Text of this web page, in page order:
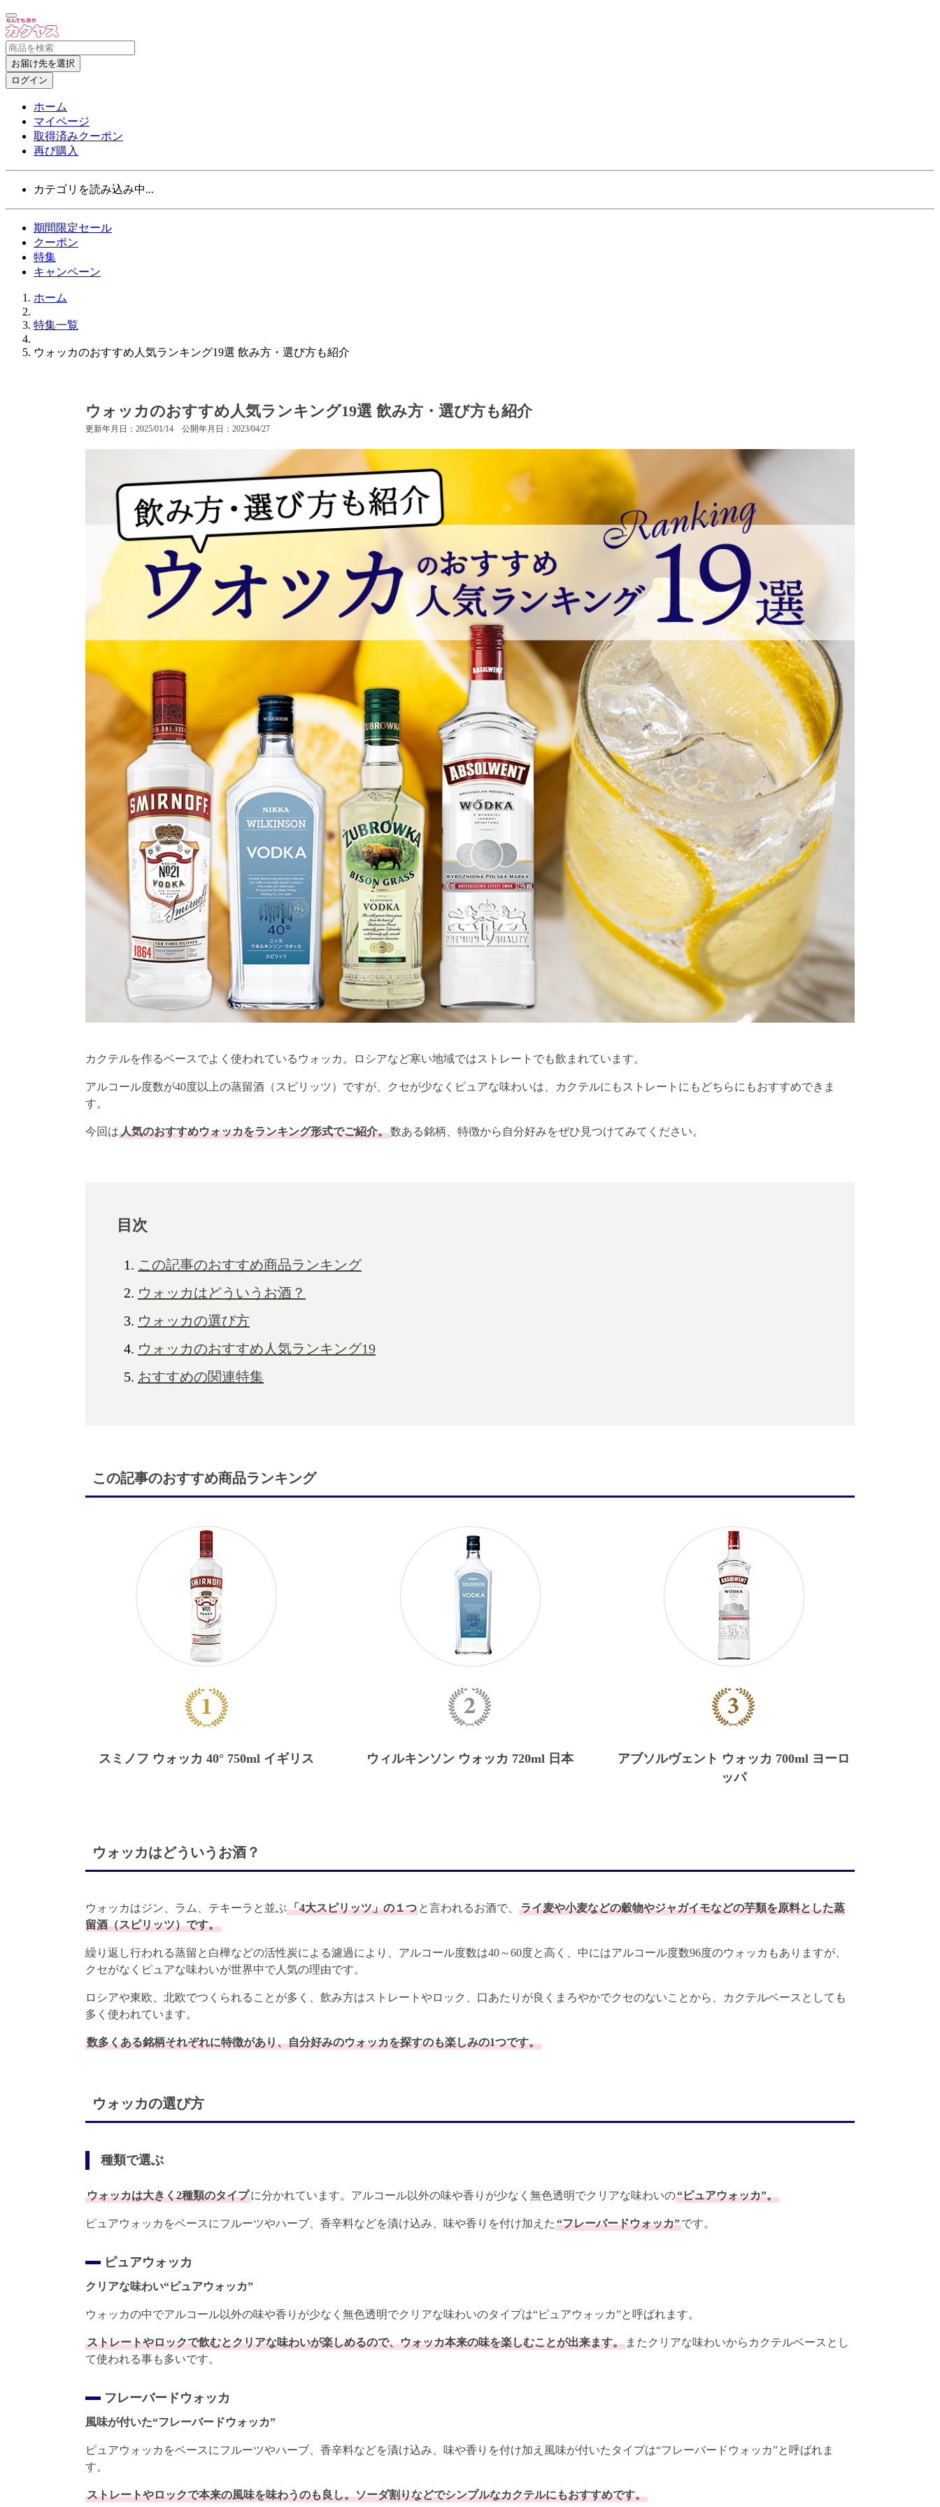
お届け先を選択
ログイン
ホーム
マイページ
取得済みクーポン
再び購入
カテゴリを読み込み中...
期間限定セール
クーポン
特集
キャンペーン
ホーム
特集一覧
ウォッカのおすすめ人気ランキング19選 飲み方・選び方も紹介
ウォッカのおすすめ人気ランキング19選 飲み方・選び方も紹介
更新年月日：2025/01/14 公開年月日：2023/04/27
カクテルを作るベースでよく使われているウォッカ。ロシアなど寒い地域ではストレートでも飲まれています。
アルコール度数が40度以上の蒸留酒（スピリッツ）ですが、クセが少なくピュアな味わいは、カクテルにもストレートにもどちらにもおすすめできま
す。
今回は人気のおすすめウォッカをランキング形式でご紹介。数ある銘柄、特徴から自分好みをぜひ見つけてみてください。
目次
この記事のおすすめ商品ランキング
ウォッカはどういうお酒？
ウォッカの選び方
ウォッカのおすすめ人気ランキング19
おすすめの関連特集
この記事のおすすめ商品ランキング
スミノフ ウォッカ 40° 750ml イギリス ウィルキンソン ウォッカ 720ml 日本 アブソルヴェント ウォッカ 700ml ヨーロ
ッパ
ウォッカはどういうお酒？
ウォッカはジン、ラム、テキーラと並ぶ「4大スピリッツ」の１つ と言われるお酒で、
ライ麦や小麦などの穀物やジャガイモなどの芋類を原料とした蒸
留酒（スピリッツ）です。
繰り返し行われる蒸留と白樺などの活性炭による濾過により、アルコール度数は40～60度と高く、中にはアルコール度数96度のウォッカもありますが、
クセがなくピュアな味わいが世界中で人気の理由です。
ロシアや東欧、北欧でつくられることが多く、飲み方はストレートやロック、口あたりが良くまろやかでクセのないことから、カクテルベースとしても
多く使われています。
数多くある銘柄それぞれに特徴があり、自分好みのウォッカを探すのも楽しみの1つです。
ウォッカの選び方
種類で選ぶ
ウォッカは大きく2種類のタイプに分かれています。アルコール以外の味や香りが少なく無色透明でクリアな味わいの“ピュアウォッカ”。
ピュアウォッカをベースにフルーツやハーブ、香辛料などを漬け込み、味や香りを付け加えた “フレーバードウォッカ”です。
ピュアウォッカ
クリアな味わい“ピュアウォッカ”
ウォッカの中でアルコール以外の味や香りが少なく無色透明でクリアな味わいのタイプは“ピュアウォッカ”と呼ばれます。
ストレートやロックで飲むとクリアな味わいが楽しめるので、ウォッカ本来の味を楽しむことが出来ます。 またクリアな味わいからカクテルベースとし
て使われる事も多いです。
フレーバードウォッカ
風味が付いた“フレーバードウォッカ”
ピュアウォッカをベースにフルーツやハーブ、香辛料などを漬け込み、味や香りを付け加え風味が付いたタイプは“フレーバードウォッカ”と呼ばれま
す。
ストレートやロックで本来の風味を味わうのも良し。ソーダ割りなどでシンプルなカクテルにもおすすめです。